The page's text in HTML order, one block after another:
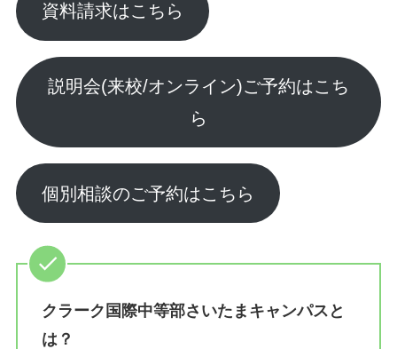
資料請求はこちら
説明会(来校/オンライン)ご予約はこち
ら
個別相談のご予約はこちら
クラーク国際中等部さいたまキャンパスと
は？